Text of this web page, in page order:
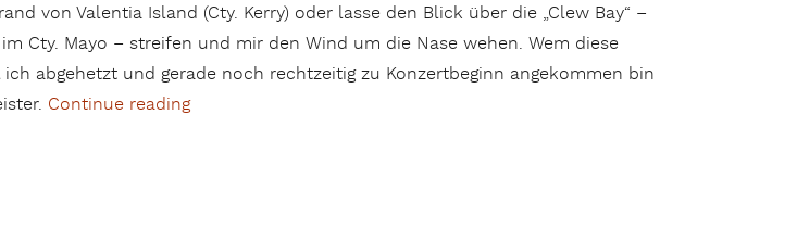
von Valentia Island (Cty. Kerry) oder lasse den Blick über die „Clew Bay“ –
Cty. Mayo – streifen und mir den Wind um die Nase wehen. Wem diese
abgehetzt und gerade noch rechtzeitig zu Konzertbeginn angekommen bin
Continue reading„Kieran Goss – musikalischer Botschafter Irlands“